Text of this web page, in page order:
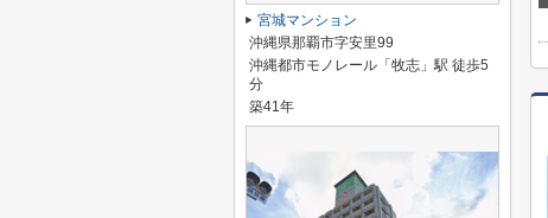
宮城マンション
沖縄県那覇市字安里99
沖縄都市モノレール「牧志」駅 徒歩5
分
築41年